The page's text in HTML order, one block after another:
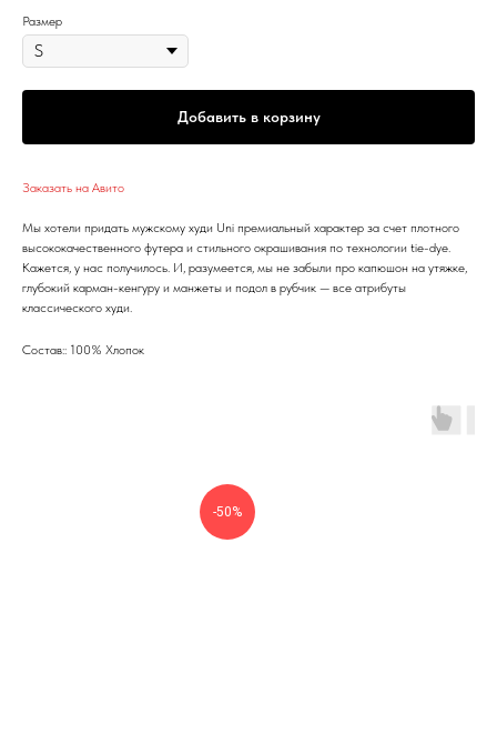
Размер
Добавить в корзину
Заказать на Авито
Мы хотели придать мужскому худи Uni премиальный характер за счет плотного
высококачественного футера и стильного окрашивания по технологии tie-dye.
Кажется, у нас получилось. И, разумеется, мы не забыли про капюшон на утяжке,
глубокий карман-кенгуру и манжеты и подол в рубчик — все атрибуты
классического худи.
Состав:: 100% Хлопок
-50%